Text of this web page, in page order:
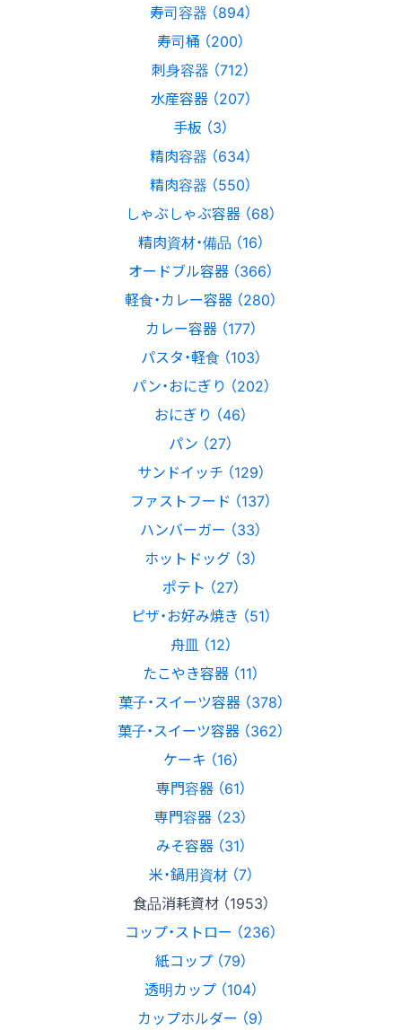
寿司容器 （894）
寿司桶 （200）
刺身容器 （712）
水産容器 （207）
手板 （3）
精肉容器 （634）
精肉容器 （550）
しゃぶしゃぶ容器 （68）
精肉資材・備品 （16）
オードブル容器 （366）
軽食・カレー容器 （280）
カレー容器 （177）
パスタ・軽食 （103）
パン・おにぎり （202）
おにぎり （46）
パン （27）
サンドイッチ （129）
ファストフード （137）
ハンバーガー （33）
ホットドッグ （3）
ポテト （27）
ピザ・お好み焼き （51）
舟皿 （12）
たこやき容器 （11）
菓子・スイーツ容器 （378）
菓子・スイーツ容器 （362）
ケーキ （16）
専門容器 （61）
専門容器 （23）
みそ容器 （31）
米・鍋用資材 （7）
食品消耗資材 （1953）
コップ・ストロー （236）
紙コップ （79）
透明カップ （104）
カップホルダー （9）